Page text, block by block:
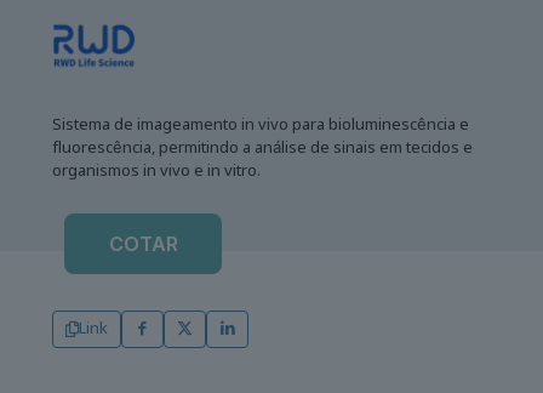
Sistema de imageamento in vivo para bioluminescência e
fluorescência, permitindo a análise de sinais em tecidos e
organismos in vivo e in vitro.
COTAR
Link